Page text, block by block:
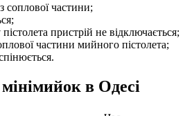
соплової частини;
пристрій не відключається;
частини мийного пістолета;
в Одесі